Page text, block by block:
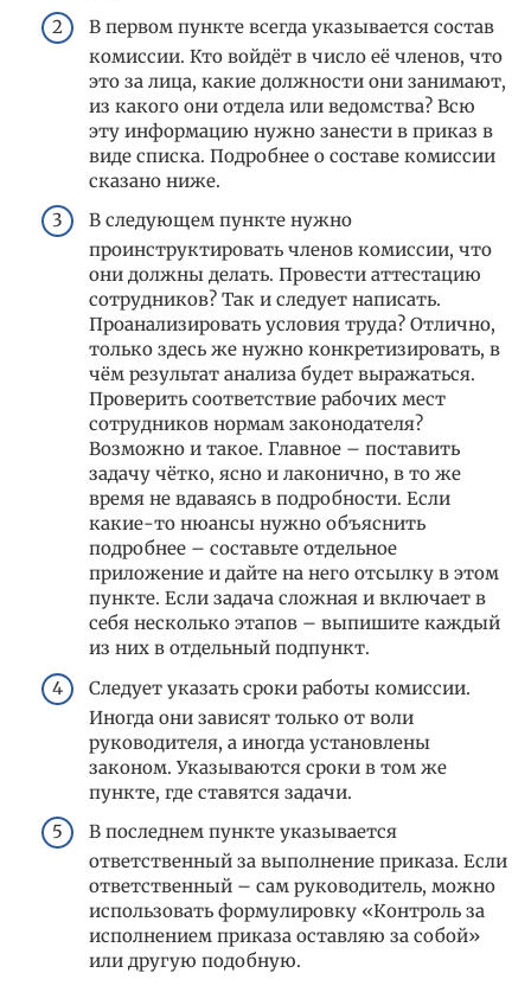
В первом пункте всегда указывается состав
комиссии. Кто войдёт в число её членов, что
это за лица, какие должности они занимают,
из какого они отдела или ведомства? Всю
эту информацию нужно занести в приказ в
виде списка. Подробнее о составе комиссии
сказано ниже.
В следующем пункте нужно
проинструктировать членов комиссии, что
они должны делать. Провести аттестацию
сотрудников? Так и следует написать.
Проанализировать условия труда? Отлично,
только здесь же нужно конкретизировать, в
чём результат анализа будет выражаться.
Проверить соответствие рабочих мест
сотрудников нормам законодателя?
Возможно и такое. Главное – поставить
задачу чётко, ясно и лаконично, в то же
время не вдаваясь в подробности. Если
какие-то нюансы нужно объяснить
подробнее – составьте отдельное
приложение и дайте на него отсылку в этом
пункте. Если задача сложная и включает в
себя несколько этапов – выпишите каждый
из них в отдельный подпункт.
Следует указать сроки работы комиссии.
Иногда они зависят только от воли
руководителя, а иногда установлены
законом. Указываются сроки в том же
пункте, где ставятся задачи.
В последнем пункте указывается
ответственный за выполнение приказа. Если
ответственный – сам руководитель, можно
использовать формулировку «Контроль за
исполнением приказа оставляю за собой»
или другую подобную.